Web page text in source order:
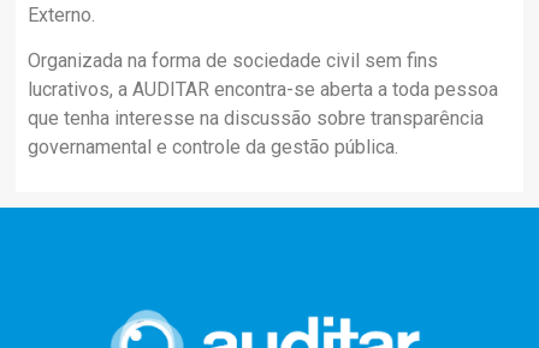
Externo.
Organizada na forma de sociedade civil sem fins
lucrativos, a AUDITAR encontra-se aberta a toda pessoa
que tenha interesse na discussão sobre transparência
governamental e controle da gestão pública.